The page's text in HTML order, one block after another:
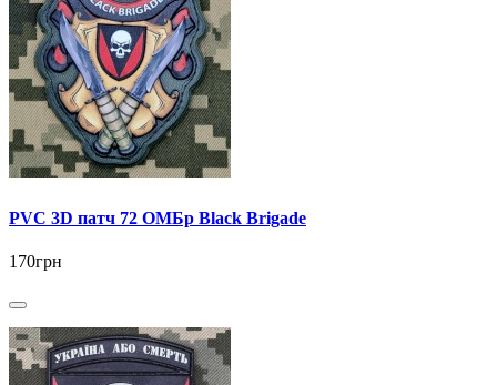
PVC 3D патч 72 ОМБр Black Brigade
170грн